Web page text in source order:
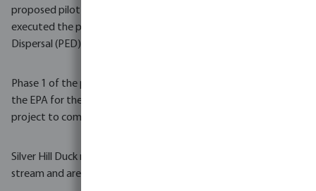
proposed pilot project area of 1.6 ha, and in 2021, Bosta
executed the pilot project by installing a Precision Effluent
Dispersal (PED) system.
Phase 1 of the project met all objectives that were laid out by
the EPA for the drip irrigation pilot scheme. This allowed the full
project to commence, with installation by Bosta in July 2023.
Silver Hill Duck now no longer discharge treated effluent to the
stream and are in compliance with the EPA licence.